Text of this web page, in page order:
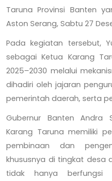
Taruna Provinsi Banten
Aston Serang, Sabtu 27
Pada kegiatan tersebut,
sebagai Ketua Karang
2025–2030 melalui
dihadiri oleh jajaran
pemerintah daerah, serta
Gubernur Banten Andra
Karang Taruna memiliki
pembinaan dan
khususnya di tingkat desa
tidak hanya berfungsi